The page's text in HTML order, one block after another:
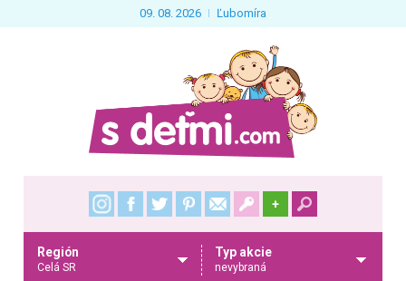
09. 08. 2026 Ľubomíra
+
Región
Celá SR
Typ akcie
nevybraná